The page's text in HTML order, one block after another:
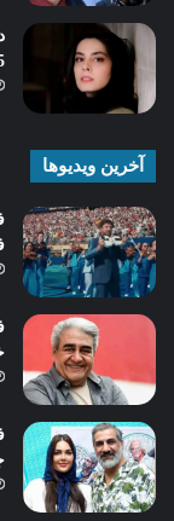
آخرین ویدیوها